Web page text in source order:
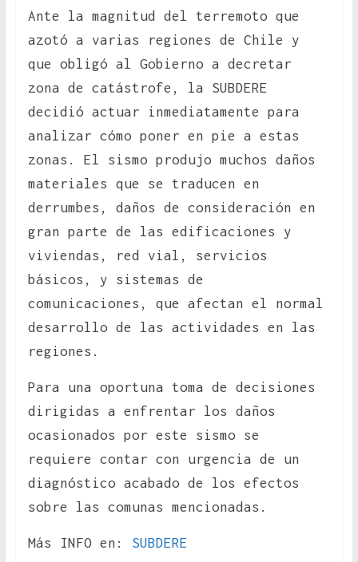
Ante la magnitud del terremoto que
azotó a varias regiones de Chile y
que obligó al Gobierno a decretar
zona de catástrofe, la SUBDERE
decidió actuar inmediatamente para
analizar cómo poner en pie a estas
zonas. El sismo produjo muchos daños
materiales que se traducen en
derrumbes, daños de consideración en
gran parte de las edificaciones y
viviendas, red vial, servicios
básicos, y sistemas de
comunicaciones, que afectan el normal
desarrollo de las actividades en las
regiones.
Para una oportuna toma de decisiones
dirigidas a enfrentar los daños
ocasionados por este sismo se
requiere contar con urgencia de un
diagnóstico acabado de los efectos
sobre las comunas mencionadas.
Más INFO en: SUBDERE